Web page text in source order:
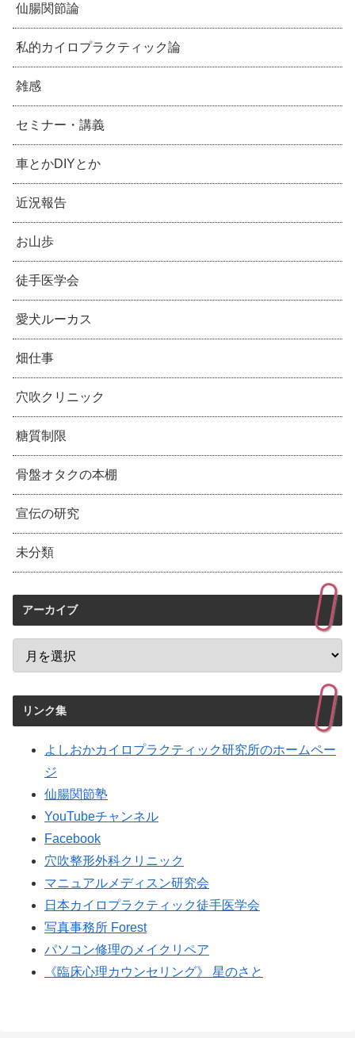
仙腸関節論
私的カイロプラクティック論
雑感
セミナー・講義
車とかDIYとか
近況報告
お山歩
徒手医学会
愛犬ルーカス
畑仕事
穴吹クリニック
糖質制限
骨盤オタクの本棚
宣伝の研究
未分類
アーカイブ
リンク集
よしおかカイロプラクティック研究所のホームペー
ジ
仙腸関節塾
YouTubeチャンネル
Facebook
穴吹整形外科クリニック
マニュアルメディスン研究会
日本カイロプラクティック徒手医学会
写真事務所 Forest
パソコン修理のメイクリペア
《臨床心理カウンセリング》 星のさと